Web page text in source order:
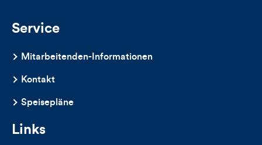
Service
Mitarbeitenden-Informationen
Kontakt
Speisepläne
Links